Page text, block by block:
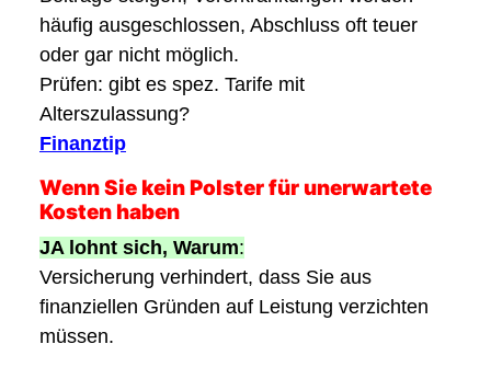
häufig ausgeschlossen, Abschluss oft teuer
oder gar nicht möglich.
Prüfen: gibt es spez. Tarife mit
Alterszulassung?
Finanztip
Wenn Sie kein Polster für unerwartete
Kosten haben
JA lohnt sich, Warum:
Versicherung verhindert, dass Sie aus
finanziellen Gründen auf Leistung verzichten
müssen.